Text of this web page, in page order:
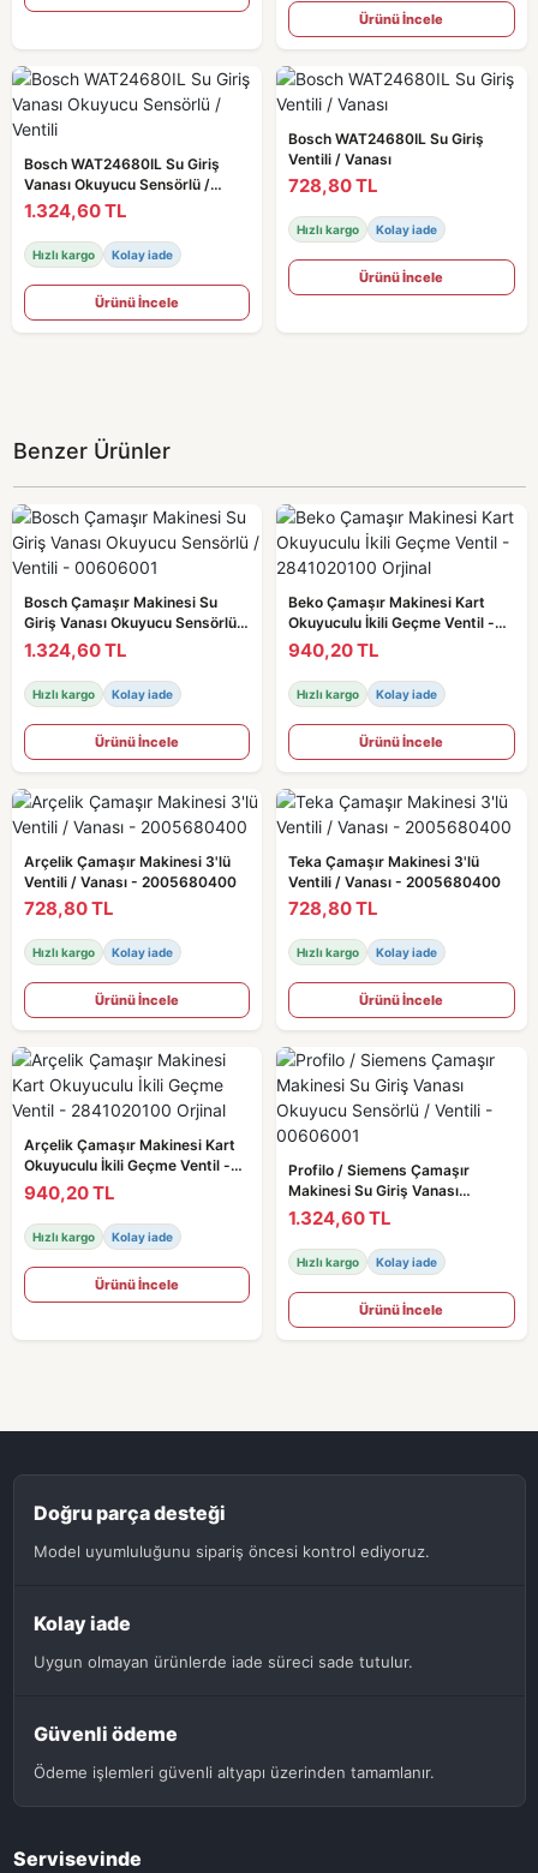
Ürünü İncele
Bosch WAT24680IL Su Giriş
Vanası Okuyucu Sensörlü /
Ventili
1.324,60 TL
Hızlı kargo Kolay iade
Ürünü İncele
Bosch WAT24680IL Su Giriş
Ventili / Vanası
728,80 TL
Hızlı kargo Kolay iade
Ürünü İncele
Benzer Ürünler
Bosch Çamaşır Makinesi Su
Giriş Vanası Okuyucu Sensörlü /
Ventili - 00606001
1.324,60 TL
Hızlı kargo Kolay iade
Ürünü İncele
Beko Çamaşır Makinesi Kart
Okuyuculu İkili Geçme Ventil -
2841020100 Orjinal
940,20 TL
Hızlı kargo Kolay iade
Ürünü İncele
Arçelik Çamaşır Makinesi 3'lü
Ventili / Vanası - 2005680400
728,80 TL
Hızlı kargo Kolay iade
Ürünü İncele
Teka Çamaşır Makinesi 3'lü
Ventili / Vanası - 2005680400
728,80 TL
Hızlı kargo Kolay iade
Ürünü İncele
Arçelik Çamaşır Makinesi Kart
Okuyuculu İkili Geçme Ventil -
2841020100 Orjinal
940,20 TL
Hızlı kargo Kolay iade
Ürünü İncele
Profilo / Siemens Çamaşır
Makinesi Su Giriş Vanası
Okuyucu Sensörlü / Ventili -
00606001
1.324,60 TL
Hızlı kargo Kolay iade
Ürünü İncele
Doğru parça desteği
Model uyumluluğunu sipariş öncesi kontrol ediyoruz.
Kolay iade
Uygun olmayan ürünlerde iade süreci sade tutulur.
Güvenli ödeme
Ödeme işlemleri güvenli altyapı üzerinden tamamlanır.
Servisevinde